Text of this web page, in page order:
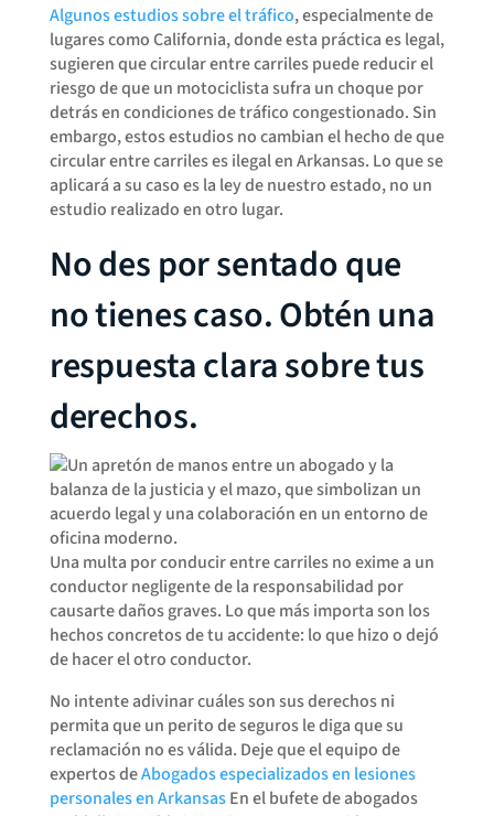
Algunos estudios sobre el tráfico, especialmente de
lugares como California, donde esta práctica es legal,
sugieren que circular entre carriles puede reducir el
riesgo de que un motociclista sufra un choque por
detrás en condiciones de tráfico congestionado. Sin
embargo, estos estudios no cambian el hecho de que
circular entre carriles es ilegal en Arkansas. Lo que se
aplicará a su caso es la ley de nuestro estado, no un
estudio realizado en otro lugar.
No des por sentado que
no tienes caso. Obtén una
respuesta clara sobre tus
derechos.
Una multa por conducir entre carriles no exime a un
conductor negligente de la responsabilidad por
causarte daños graves. Lo que más importa son los
hechos concretos de tu accidente: lo que hizo o dejó
de hacer el otro conductor.
No intente adivinar cuáles son sus derechos ni
permita que un perito de seguros le diga que su
reclamación no es válida. Deje que el equipo de
expertos deAbogados especializados en lesiones
personales en ArkansasEn el bufete de abogados